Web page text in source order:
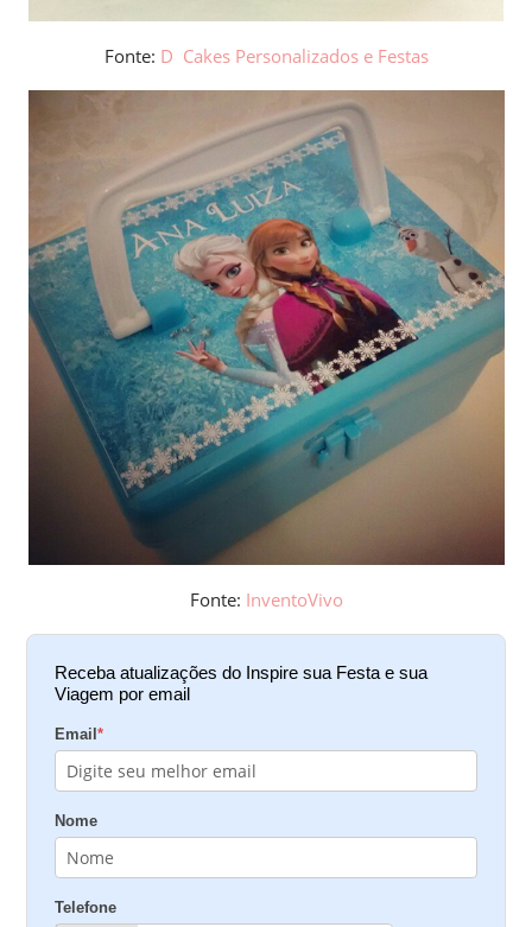
Fonte: D Cakes Personalizados e Festas
Fonte: InventoVivo
Receba atualizações do Inspire sua Festa e sua
Viagem por email
Email*
Nome
Telefone